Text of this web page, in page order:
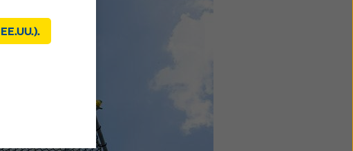
de
clic en
que ha
que
a terceros
del artículo 45
46 del GDPR,
de que